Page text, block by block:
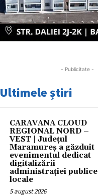
- Publicitate -
Ultimele știri
CARAVANA CLOUD
REGIONAL NORD –
VEST | Județul
Maramureș a găzduit
evenimentul dedicat
digitalizării
administrației publice
locale
5 august 2026